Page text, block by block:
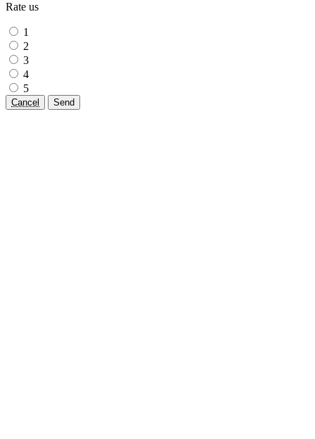
Rate us
1
2
3
4
5
Cancel Send